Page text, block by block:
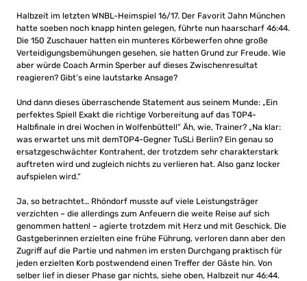
Halbzeit im letzten WNBL-Heimspiel 16/17. Der Favorit Jahn München
hatte soeben noch knapp hinten gelegen, führte nun haarscharf 46:44.
Die 150 Zuschauer hatten ein munteres Körbewerfen ohne große
Verteidigungsbemühungen gesehen, sie hatten Grund zur Freude. Wie
aber würde Coach Armin Sperber auf dieses Zwischenresultat
reagieren? Gibt’s eine lautstarke Ansage?
Und dann dieses überraschende Statement aus seinem Munde: „Ein
perfektes Spiel! Exakt die richtige Vorbereitung auf das TOP4-
Halbfinale in drei Wochen in Wolfenbüttel!“ Äh, wie, Trainer? „Na klar:
was erwartet uns mit demTOP4-Gegner TuSLi Berlin? Ein genau so
ersatzgeschwächter Kontrahent, der trotzdem sehr charakterstark
auftreten wird und zugleich nichts zu verlieren hat. Also ganz locker
aufspielen wird.“
Ja, so betrachtet… Rhöndorf musste auf viele Leistungsträger
verzichten – die allerdings zum Anfeuern die weite Reise auf sich
genommen hatten! – agierte trotzdem mit Herz und mit Geschick. Die
Gastgeberinnen erzielten eine frühe Führung, verloren dann aber den
Zugriff auf die Partie und nahmen im ersten Durchgang praktisch für
jeden erzielten Korb postwendend einen Treffer der Gäste hin. Von
selber lief in dieser Phase gar nichts, siehe oben, Halbzeit nur 46:44.